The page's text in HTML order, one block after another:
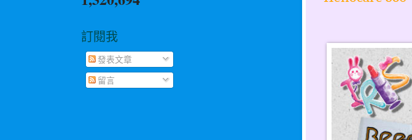
訂閱我
發表文章
留言